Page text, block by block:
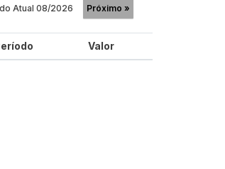
Atual 08/2026 Próximo »
Valor